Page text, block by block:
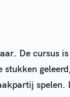
De cursus
stukken
spelen.